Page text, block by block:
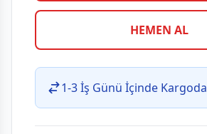
HEMEN AL
1-3 İş Günü İçinde Kargoda